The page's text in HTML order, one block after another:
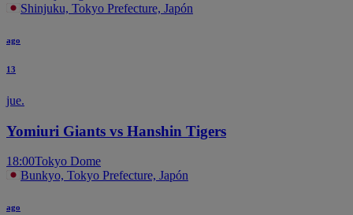
Shinjuku, Tokyo Prefecture, Japón
ago
13
jue.
Yomiuri Giants vs Hanshin Tigers
18:00Tokyo Dome
Bunkyo, Tokyo Prefecture, Japón
ago